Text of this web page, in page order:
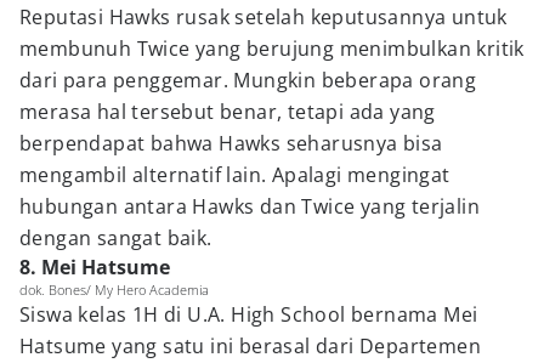
Reputasi Hawks rusak setelah keputusannya untuk
membunuh Twice yang berujung menimbulkan kritik
dari para penggemar. Mungkin beberapa orang
merasa hal tersebut benar, tetapi ada yang
berpendapat bahwa Hawks seharusnya bisa
mengambil alternatif lain. Apalagi mengingat
hubungan antara Hawks dan Twice yang terjalin
dengan sangat baik.
8. Mei Hatsume
dok. Bones/ My Hero Academia
Siswa kelas 1H di U.A. High School bernama Mei
Hatsume yang satu ini berasal dari Departemen